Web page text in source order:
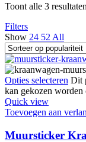
Toont alle 3 resultaten
Filters
Show 24 52 All
Opties selecteren Dit
kan gekozen worden
Quick view
Toevoegen aan
Muursticker